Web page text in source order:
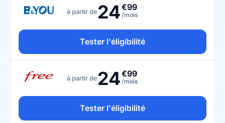
à partir de 24€99
/mois
Tester l'éligibilité
à partir de 24€99
/mois
Tester l'éligibilité